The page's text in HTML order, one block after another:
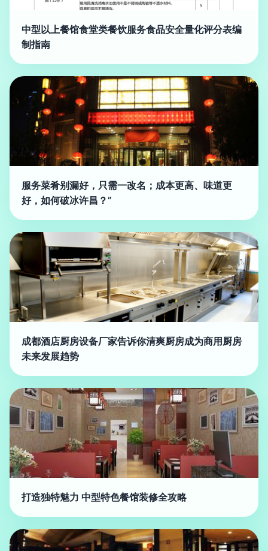
中型以上餐馆食堂类餐饮服务食品安全量化评分表编
制指南
服务菜肴别漏好，只需一改名；成本更高、味道更
好，如何破冰许昌？”
成都酒店厨房设备厂家告诉你清爽厨房成为商用厨房
未来发展趋势
打造独特魅力 中型特色餐馆装修全攻略